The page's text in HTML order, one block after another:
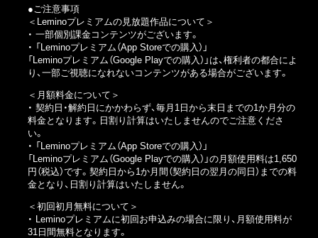
●ご注意事項
＜Leminoプレミアムの見放題作品について＞
・ 一部個別課金コンテンツがございます。
・ 「Leminoプレミアム（App Storeでの購入）」
「Leminoプレミアム（Google Playでの購入）」 は、権利者の都合によ
り、一部ご視聴になれないコンテンツがある場合がございます。
＜月額料金について＞
・ 契約日・解約日にかかわらず、毎月1日から末日までの1か月分の
料金となります。日割り計算はいたしませんのでご注意くださ
い。
・ 「Leminoプレミアム（App Storeでの購入）」
「Leminoプレミアム（Google Playでの購入）」の月額使用料は1,650
円（税込）です。契約日から1か月間（契約日の翌月の同日）までの料
金となり、日割り計算はいたしません。
＜初回初月無料について＞
・ Leminoプレミアムに初回お申込みの場合に限り、月額使用料が
31日間無料となります。